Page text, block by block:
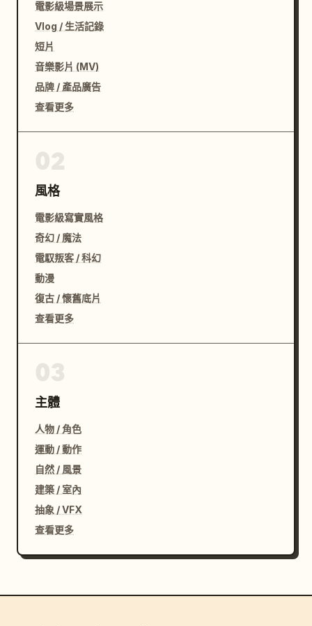
電影級場景展示
Vlog / 生活記錄
短片
音樂影片 (MV)
品牌 / 產品廣告
查看更多
風格
電影級寫實風格
奇幻 / 魔法
電馭叛客 / 科幻
動漫
復古 / 懷舊底片
查看更多
主體
人物 / 角色
運動 / 動作
自然 / 風景
建築 / 室內
抽象 / VFX
查看更多